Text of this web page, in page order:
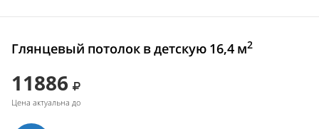
Глянцевый потолок в детскую 16,4 м2
11886
Цена актуальна до